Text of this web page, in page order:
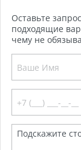
Оставьте
подходящие
чему не